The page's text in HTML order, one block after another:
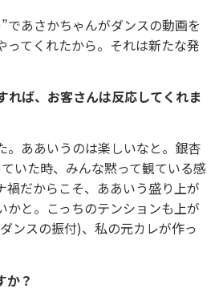
であさかちゃんがダンスの動画を
ってくれたから。それは新たな発
ば、お客さんは反応してくれま
。ああいうのは楽しいなと。銀杏
いた時、みんな黙って観ている感
禍だからこそ、ああいう盛り上が
かと。こっちのテンションも上が
ンスの振付)、私の元カレが作っ
か？